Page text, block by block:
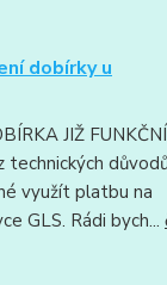
dobírky u
JIŽ
technických
využít platbu na
GLS. Rádi bych...